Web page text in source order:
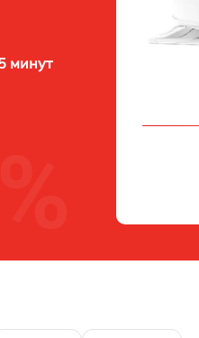
минут